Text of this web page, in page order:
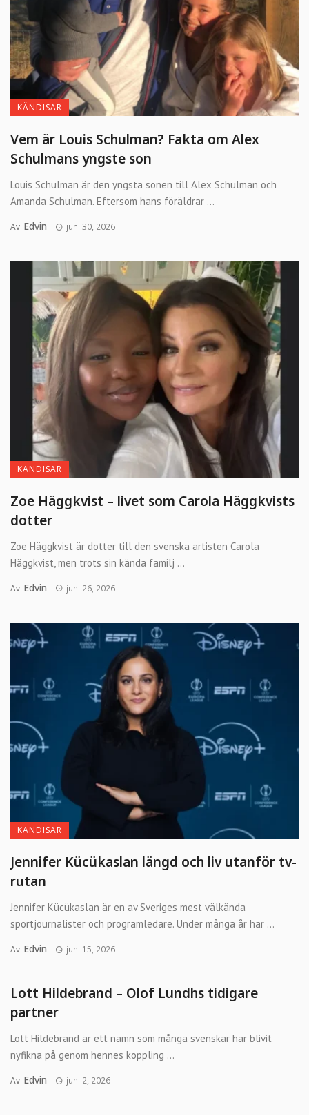
KÄNDISAR
Vem är Louis Schulman? Fakta om Alex
Schulmans yngste son
Louis Schulman är den yngsta sonen till Alex Schulman och
Amanda Schulman. Eftersom hans föräldrar ...
Av Edvin juni 30, 2026
KÄNDISAR
Zoe Häggkvist – livet som Carola Häggkvists
dotter
Zoe Häggkvist är dotter till den svenska artisten Carola
Häggkvist, men trots sin kända familj ...
Av Edvin juni 26, 2026
KÄNDISAR
Jennifer Kücükaslan längd och liv utanför tv-
rutan
Jennifer Kücükaslan är en av Sveriges mest välkända
sportjournalister och programledare. Under många år har ...
Av Edvin juni 15, 2026
Lott Hildebrand – Olof Lundhs tidigare
partner
Lott Hildebrand är ett namn som många svenskar har blivit
nyfikna på genom hennes koppling ...
Av Edvin juni 2, 2026